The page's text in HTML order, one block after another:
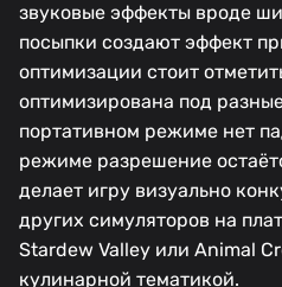
звуковые эффекты вроде
посыпки создают эффект
оптимизации стоит
оптимизирована под
портативном режиме нет
режиме разрешение
делает игру визуально
других симуляторов на
Stardew Valley или Animal
кулинарной тематикой.